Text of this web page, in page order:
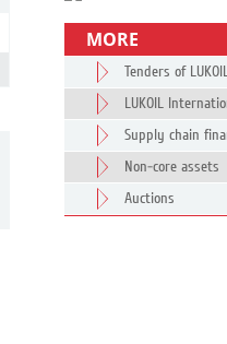
MORE
Tenders of
LUKOIL
Supply chain
Non-core assets
Auctions